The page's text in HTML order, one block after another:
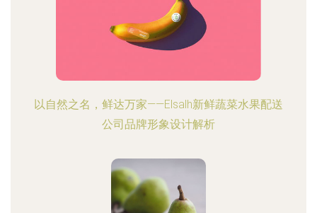
以自然之名，鲜达万家——Elsalh新鲜蔬菜水果配送
公司品牌形象设计解析